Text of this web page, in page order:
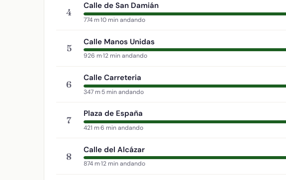
4
Calle de San Damián
774 m·10 min andando
5
Calle Manos Unidas
926 m·12 min andando
6
Calle Carreteria
347 m·5 min andando
7
Plaza de España
421 m·6 min andando
8
Calle del Alcázar
874 m·12 min andando